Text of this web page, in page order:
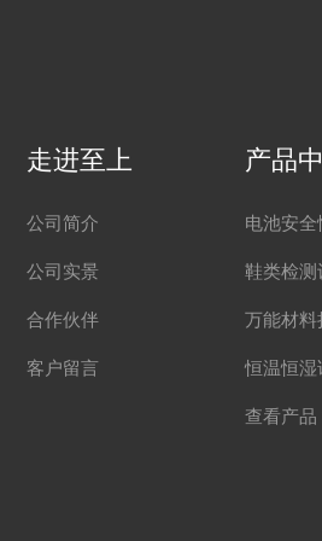
走进至上
公司简介
公司实景
合作伙伴
客户留言
产品
电池安全
鞋类检测
万能材料
恒温恒湿
查看产品